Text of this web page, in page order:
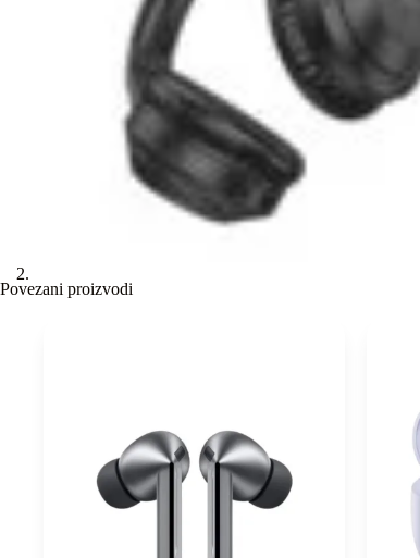
Povezani proizvodi